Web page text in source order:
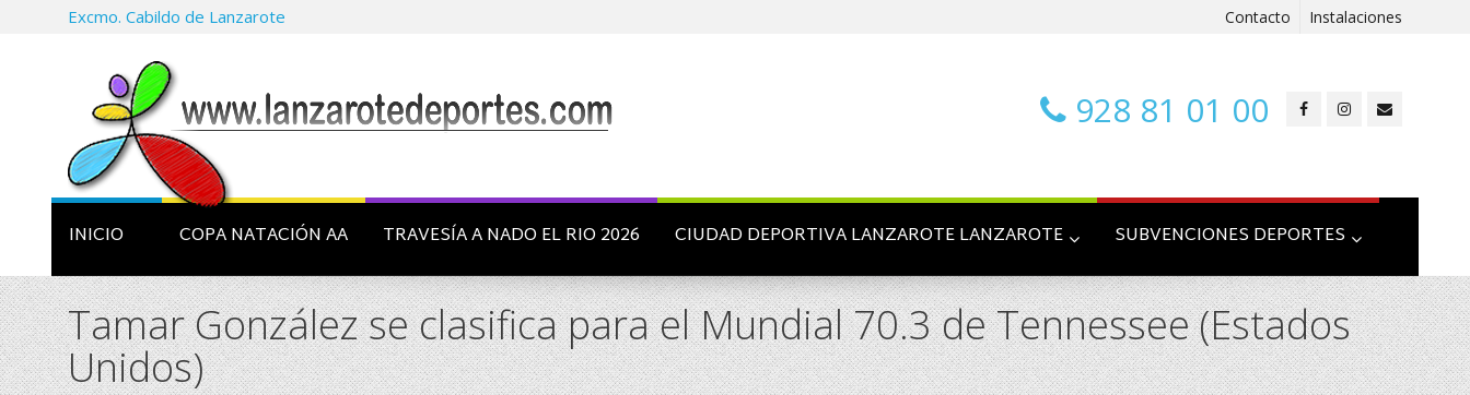
Excmo. Cabildo de Lanzarote Contacto Instalaciones
928 81 01 00
INICIO COPA NATACIÓN AA TRAVESÍA A NADO EL RIO 2026 CIUDAD DEPORTIVA LANZAROTE LANZAROTE SUBVENCIONES DEPORTES
Tamar González se clasifica para el Mundial 70.3 de Tennessee (Estados
Unidos)